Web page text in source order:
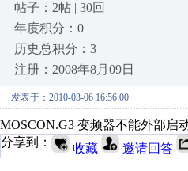
帖子：2帖 | 30回
年度积分：0
历史总积分：3
注册：2008年8月09日
发表于：2010-03-06 16:56:00
MOSCON.G3 变频器不能外部启
分享到：
收藏 邀请回答